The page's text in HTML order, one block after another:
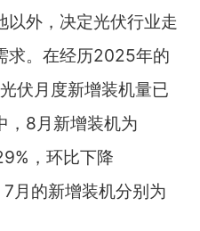
以外，决定光伏行业走
求。在经历2025年的
伏月度新增装机量已
，8月新增装机为
，环比下降
月的新增装机分别为